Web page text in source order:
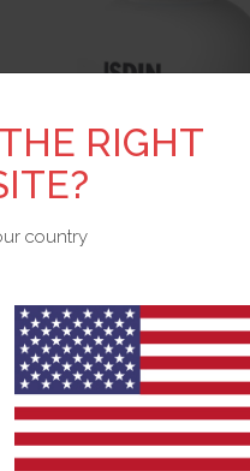
RIGHT
country